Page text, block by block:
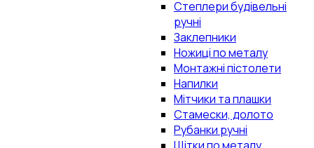
Степлери будівельні
ручні
Заклепники
Ножиці по металу
Монтажні пістолети
Напилки
Мітчики та плашки
Стамески, долото
Рубанки ручні